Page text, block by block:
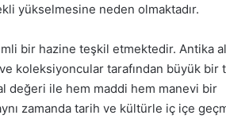
yükselmesine neden olmaktadır.
bir hazine teşkil etmektedir. Antika
koleksiyoncular tarafından büyük bir
değeri ile hem maddi hem manevi bir
zamanda tarih ve kültürle iç içe